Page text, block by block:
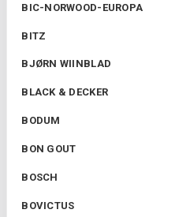
BIC-NORWOOD-EUROPA
BITZ
BJØRN WIINBLAD
BLACK & DECKER
BODUM
BON GOUT
BOSCH
BOVICTUS